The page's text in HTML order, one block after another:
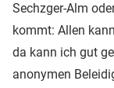
Sechzger-Alm
kommt: Allen
da kann ich gut
anonymen